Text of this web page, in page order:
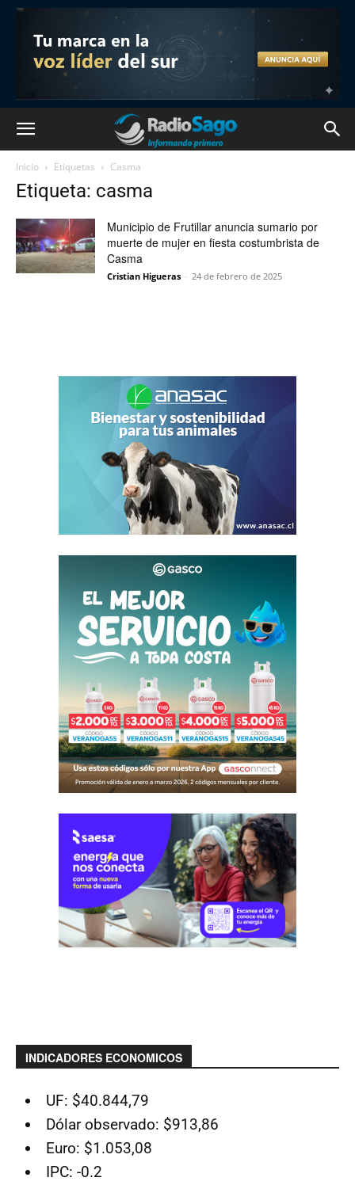
Inicio Etiquetas Casma
Etiqueta: casma
Municipio de Frutillar anuncia sumario por
muerte de mujer en fiesta costumbrista de
Casma
Cristian Higueras - 24 de febrero de 2025
INDICADORES ECONOMICOS
UF: $40.844,79
Dólar observado: $913,86
Euro: $1.053,08
IPC: -0.2